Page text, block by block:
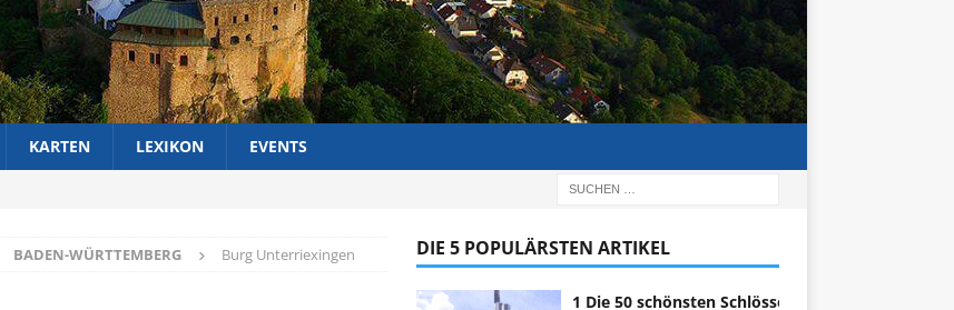
KARTEN LEXIKON EVENTS
BADEN-WÜRTTEMBERG Burg Unterriexingen DIE 5 POPULÄRSTEN ARTIKEL
1 Die 50 schönsten Schlösser